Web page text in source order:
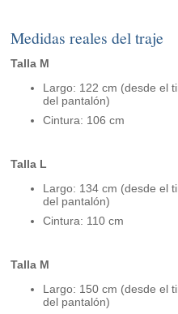
Medidas reales del traje
Talla M
Largo: 122 cm (desde el
del pantalón)
Cintura: 106 cm
Talla L
Largo: 134 cm (desde el
del pantalón)
Cintura: 110 cm
Talla M
Largo: 150 cm (desde el
del pantalón)